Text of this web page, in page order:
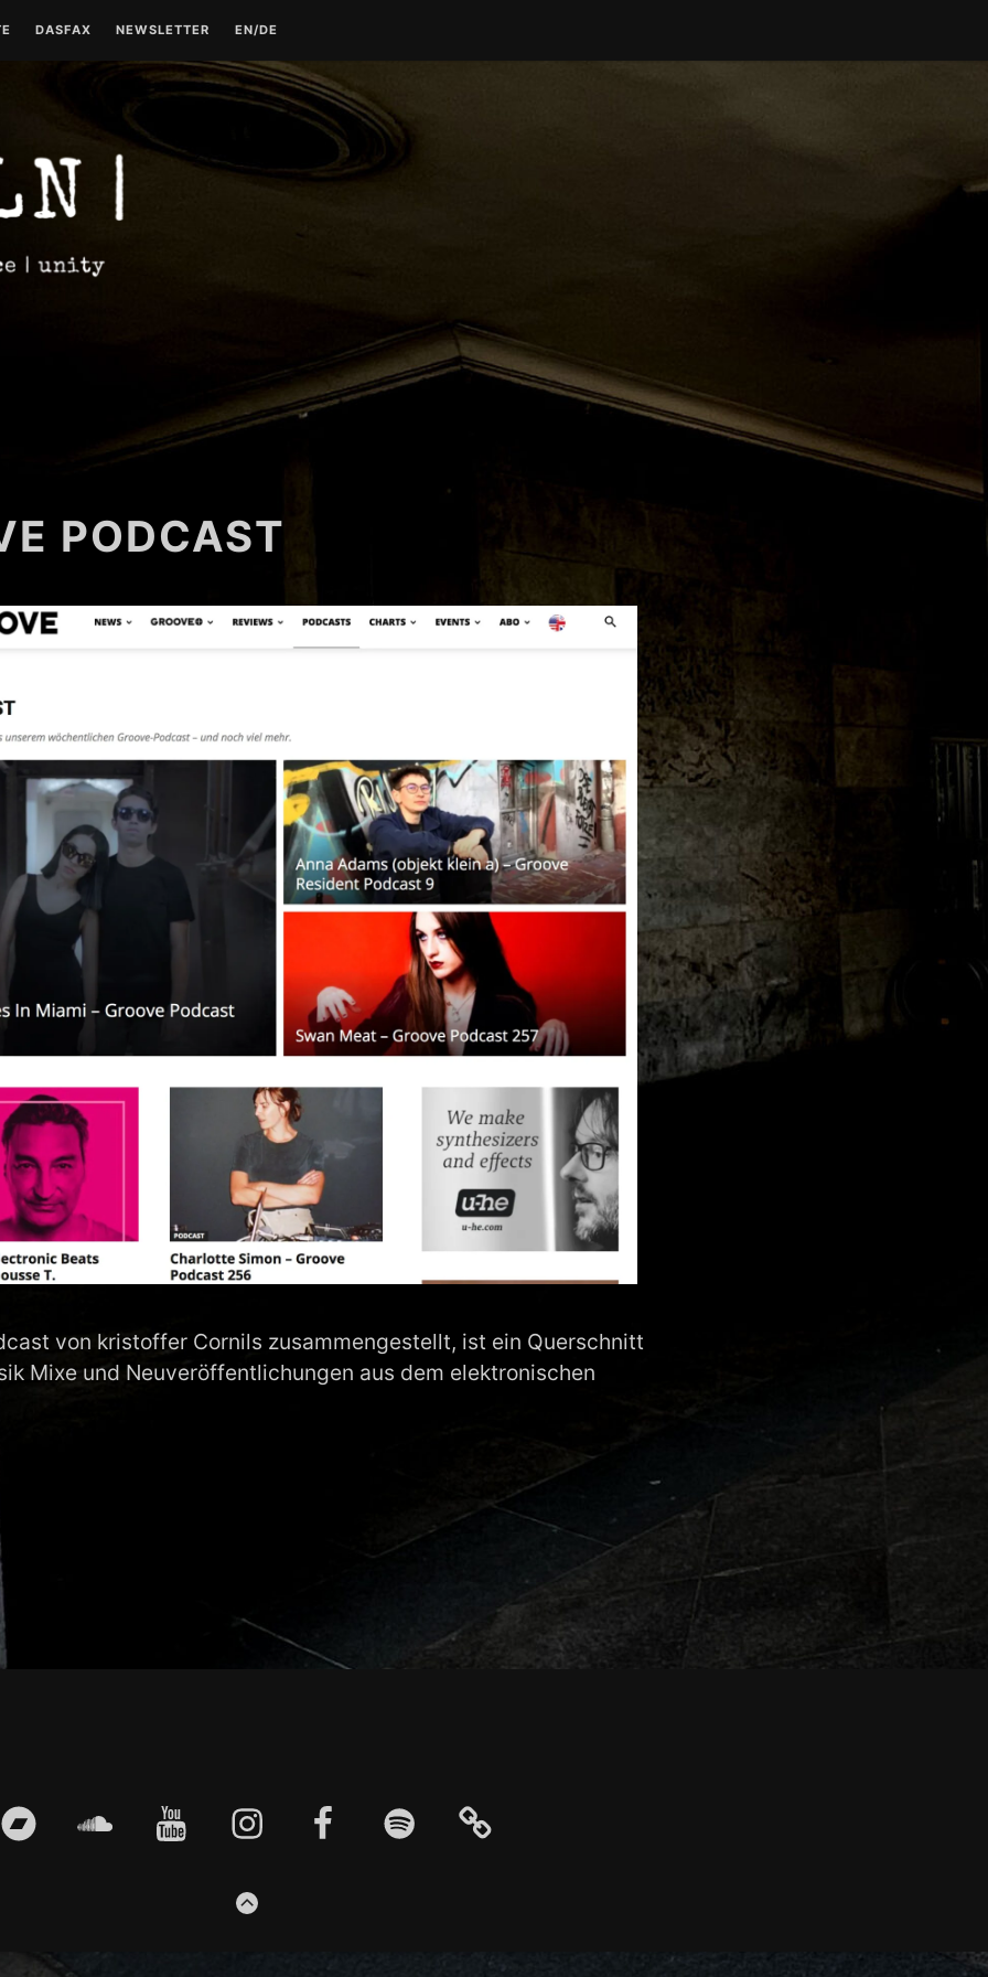
TECHNO GESCHICHTE –
TECHNO GESCHICHTE –
TEIL 2
TECHNO GESCHICHTE –
TEIL 3
TECHNO GESCHICHTE –
DASFAX NEWSLETTER
KONTAKT
IMPRESSUM
EN/DE
PODCAST
von kristoffer Cornils zusammengestellt, ist ein Querschnitt
Mixe und Neuveröffentlichungen aus dem elektronischen
bandcampsoundcloudyoutube instagram facebook spotify EN
ZUM